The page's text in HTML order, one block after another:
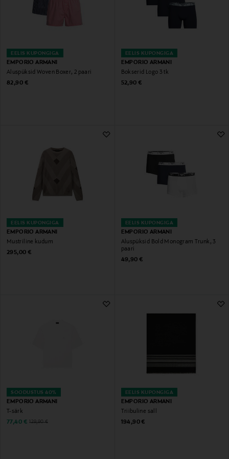
EELIS KUPONGIGA
EMPORIO ARMANI
Aluspüksid Woven Boxer, 2 paari
Original Price
82,90 €
EELIS KUPONGIGA
EMPORIO ARMANI
Bokserid Logo 3 tk
Original Price
52,90 €
EELIS KUPONGIGA
EMPORIO ARMANI
Mustriline kudum
Original Price
295,00 €
EELIS KUPONGIGA
EMPORIO ARMANI
Aluspüksid Bold Monogram Trunk, 3
paari
Original Price
49,90 €
SOODUSTUS 40%
EMPORIO ARMANI
T-särk
Discounted Price
77,40 € Original Price
129,90 €
EELIS KUPONGIGA
EMPORIO ARMANI
Triibuline sall
Original Price
194,90 €